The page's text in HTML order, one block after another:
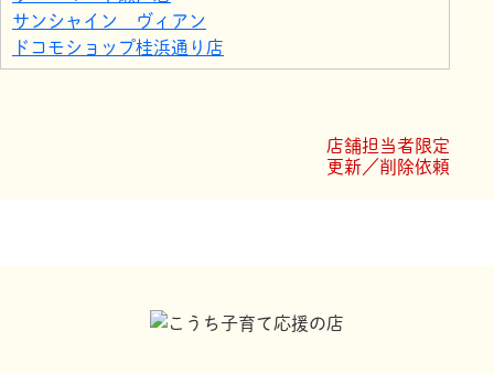
サンシャイン ヴィアン
ドコモショップ桂浜通り店
土佐アカデミー 瀬戸教室
店舗担当者限定
更新／削除依頼